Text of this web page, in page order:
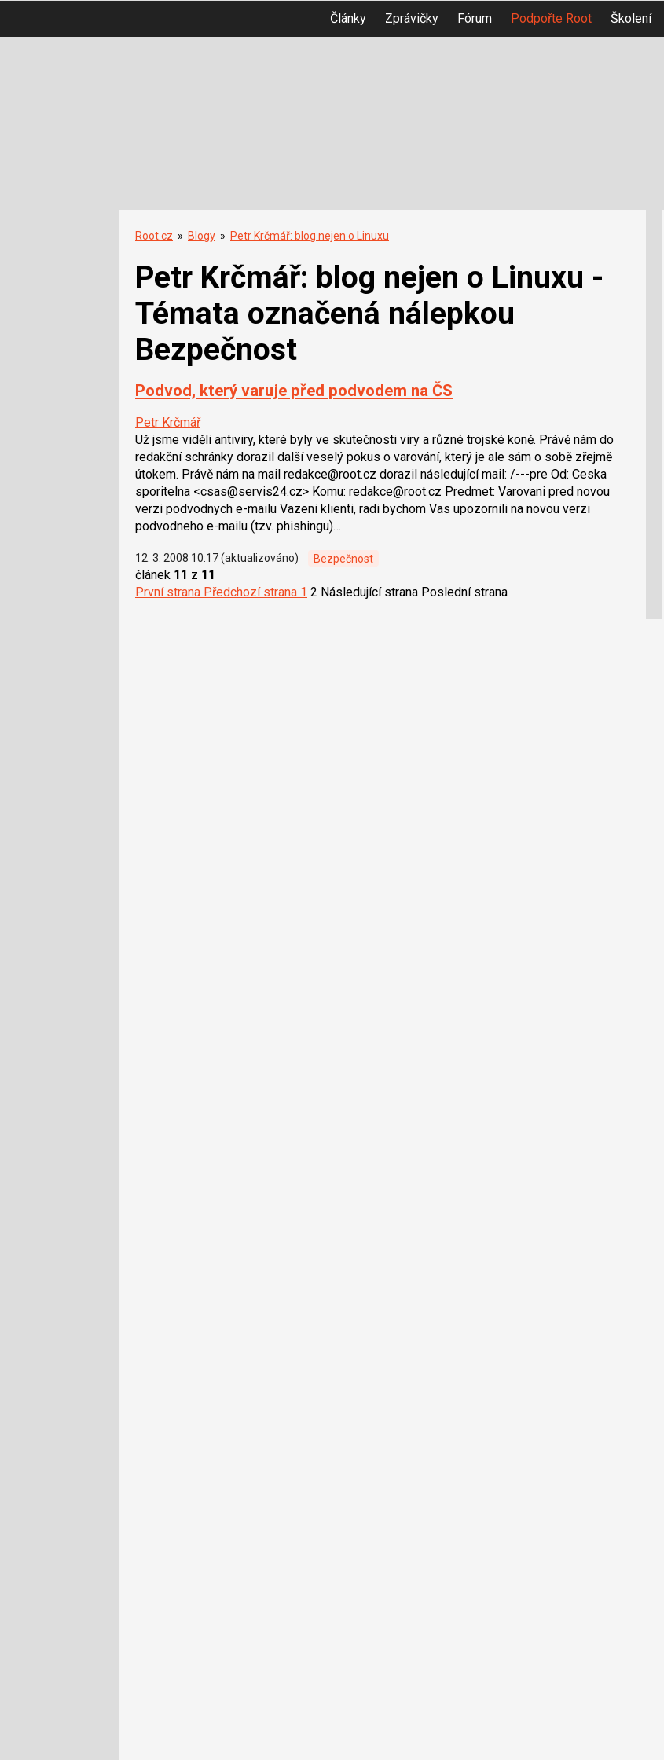
Články Zprávičky Fórum Podpořte Root Školení
Root.cz » Blogy » Petr Krčmář: blog nejen o Linuxu
Petr Krčmář: blog nejen o Linuxu -
Témata označená nálepkou
Bezpečnost
Podvod, který varuje před podvodem na ČS
Petr Krčmář
Už jsme viděli antiviry, které byly ve skutečnosti viry a různé trojské koně. Právě nám do
redakční schránky dorazil další veselý pokus o varování, který je ale sám o sobě zřejmě
útokem. Právě nám na mail redakce@root.cz dorazil následující mail: /---pre Od: Ceska
sporitelna <csas@servis24.cz> Komu: redakce@root.cz Predmet: Varovani pred novou
verzi podvodnych e-mailu Vazeni klienti, radi bychom Vas upozornili na novou verzi
podvodneho e-mailu (tzv. phishingu)…
12. 3. 2008 10:17 (aktualizováno) Bezpečnost
článek 11 z 11
První strana Předchozí strana 1 2 Následující strana Poslední strana